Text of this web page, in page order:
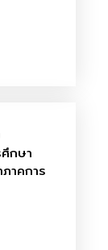
กษา
าคการ